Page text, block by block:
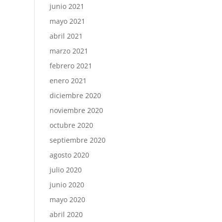
junio 2021
mayo 2021
abril 2021
marzo 2021
febrero 2021
enero 2021
diciembre 2020
noviembre 2020
octubre 2020
septiembre 2020
agosto 2020
julio 2020
junio 2020
mayo 2020
abril 2020